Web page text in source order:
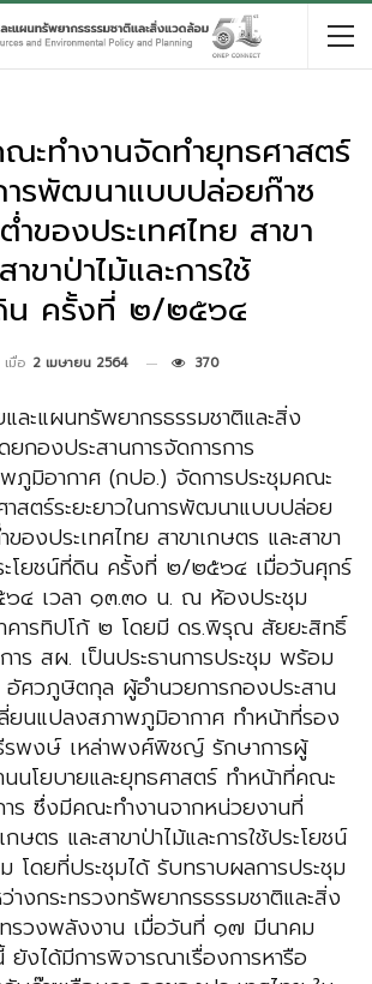
ณะทำงานจัดทำยุทธศาสตร์
การพัฒนาแบบปล่อยก๊าซ
ำของประเทศไทย สาขา
ขาป่าไม้และการใช้
น ครั้งที่ ๒/๒๕๖๔
เมื่อ 2 เมษายน 2564 370
ละแผนทรัพยากรธรรมชาติและสิ่ง
กองประสานการจัดการการ
ภูมิอากาศ (กปอ.) จัดการประชุมคณะ
สตร์ระยะยาวในการพัฒนาแบบปล่อย
ของประเทศไทย สาขาเกษตร และสาขา
ระโยชน์ที่ดิน ครั้งที่ ๒/๒๕๖๔ เมื่อวันศุกร์
๔ เวลา ๑๓.๓๐ น. ณ ห้องประชุม
ารทิปโก้ ๒ โดยมี ดร.พิรุณ สัยยะสิทธิ์
าร สผ. เป็นประธานการประชุม พร้อม
ศวภูษิตกุล ผู้อำนวยการกองประสาน
ยนแปลงสภาพภูมิอากาศ ทำหน้าที่รอง
รพงษ์ เหล่าพงศ์พิชญ์ รักษาการผู้
นโยบายและยุทธศาสตร์ ทำหน้าที่คณะ
าร ซึ่งมีคณะทำงานจากหน่วยงานที่
ษตร และสาขาป่าไม้และการใช้ประโยชน์
โดยที่ประชุมได้ รับทราบผลการประชุม
างกระทรวงทรัพยากรธรรมชาติและสิ่ง
รวงพลังงาน เมื่อวันที่ ๑๗ มีนาคม
งได้มีการพิจารณาเรื่องการหารือ